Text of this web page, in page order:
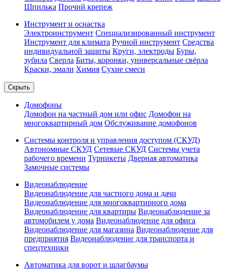
Шпилька Прочий крепеж
Инструмент и оснастка
Электроинструмент Специализированный инструмент
Инструмент для климата Ручной инструмент Средства
индивидуальной защиты Круги, электроды Буры,
зубила Сверла Биты, коронки, универсальные свёрла
Краски, эмали Химия Сухие смеси
Скрыть
Домофоны
Домофон на частный дом или офис Домофон на
многоквартирный дом Обслуживание домофонов
Системы контроля и управления доступом (СКУД)
Автономные СКУД Сетевые СКУД Системы учета
рабочего времени Турникеты Дверная автоматика
Замочные системы
Видеонаблюдение
Видеонаблюдение для частного дома и дачи
Видеонаблюдение для многоквартирного дома
Видеонаблюдение для квартиры Видеонаблюдение за
автомобилем у дома Видеонаблюдение для офиса
Видеонаблюдение для магазина Видеонаблюдение для
предприятия Видеонаблюдение для транспорта и
спецтехники
Автоматика для ворот и шлагбаумы